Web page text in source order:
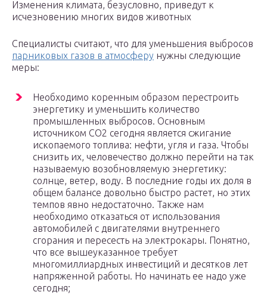
Изменения климата, безусловно, приведут к
исчезновению многих видов животных
Специалисты считают, что для уменьшения выбросов
парниковых газов в атмосферу нужны следующие
меры:
Необходимо коренным образом перестроить
энергетику и уменьшить количество
промышленных выбросов. Основным
источником СО2 сегодня является сжигание
ископаемого топлива: нефти, угля и газа. Чтобы
снизить их, человечество должно перейти на так
называемую возобновляемую энергетику:
солнце, ветер, воду. В последние годы их доля в
общем балансе довольно быстро растет, но этих
темпов явно недостаточно. Также нам
необходимо отказаться от использования
автомобилей с двигателями внутреннего
сгорания и пересесть на электрокары. Понятно,
что все вышеуказанное требует
многомиллиардных инвестиций и десятков лет
напряженной работы. Но начинать ее надо уже
сегодня;